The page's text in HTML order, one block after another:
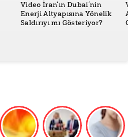
Video İran’ın Dubai’nin
Enerji Altyapısına Yönelik
Saldırıyı mı Gösteriyor?